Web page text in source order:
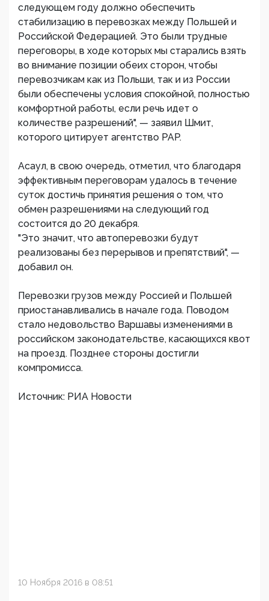
следующем году должно обеспечить
стабилизацию в перевозках между Польшей и
Российской Федерацией. Это были трудные
переговоры, в ходе которых мы старались взять
во внимание позиции обеих сторон, чтобы
перевозчикам как из Польши, так и из России
были обеспечены условия спокойной, полностью
комфортной работы, если речь идет о
количестве разрешений", — заявил Шмит,
которого цитирует агентство PAP.
Асаул, в свою очередь, отметил, что благодаря
эффективным переговорам удалось в течение
суток достичь принятия решения о том, что
обмен разрешениями на следующий год
состоится до 20 декабря.
"Это значит, что автоперевозки будут
реализованы без перерывов и препятствий", —
добавил он.
Перевозки грузов между Россией и Польшей
приостанавливались в начале года. Поводом
стало недовольство Варшавы изменениями в
российском законодательстве, касающихся квот
на проезд. Позднее стороны достигли
компромисса.
Источник: РИА Новости
10 Ноября 2016 в 08:51